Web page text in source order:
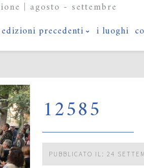
| agosto - settembre
edizioni precedenti i luoghi
12585
PUBBLICATO IL: 24